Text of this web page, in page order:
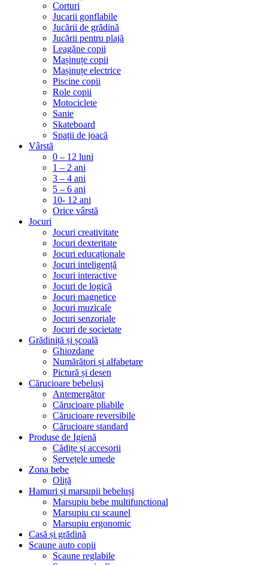
Corturi
Jucarii gonflabile
Jucării de grădină
Jucării pentru plajă
Leagăne copii
Mașinuțe copii
Mașinuțe electrice
Piscine copii
Role copii
Motociclete
Sanie
Skateboard
Spații de joacă
Vârstă
0 – 12 luni
1 – 2 ani
3 – 4 ani
5 – 6 ani
10- 12 ani
Orice vârstă
Jocuri
Jocuri creativitate
Jocuri dexteritate
Jocuri educaționale
Jocuri inteligență
Jocuri interactive
Jocuri de logică
Jocuri magnetice
Jocuri muzicale
Jocuri senzoriale
Jocuri de societate
Grădiniță și școală
Ghiozdane
Numărători și alfabetare
Pictură și desen
Cărucioare bebeluși
Antemergător
Cărucioare pliabile
Cărucioare reversibile
Cărucioare standard
Produse de Igienă
Cădițe și accesorii
Șervețele umede
Zona bebe
Oliță
Hamuri și marsupii bebeluși
Marsupiu bebe multifunctional
Marsupiu cu scaunel
Marsupiu ergonomic
Casă și grădină
Scaune auto copii
Scaune reglabile